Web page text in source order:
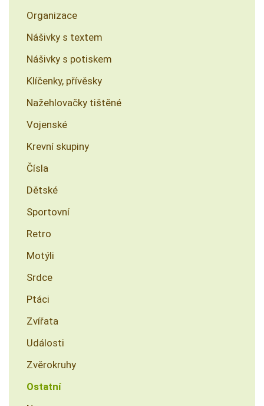
Organizace
Nášivky s textem
Nášivky s potiskem
Klíčenky, přívěsky
Nažehlovačky tištěné
Vojenské
Krevní skupiny
Čísla
Dětské
Sportovní
Retro
Motýli
Srdce
Ptáci
Zvířata
Události
Zvěrokruhy
Ostatní